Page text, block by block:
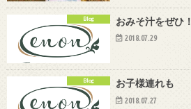
Blog おみそ汁をぜひ！
2018.07.29
Blog お子様連れも
2018.07.27